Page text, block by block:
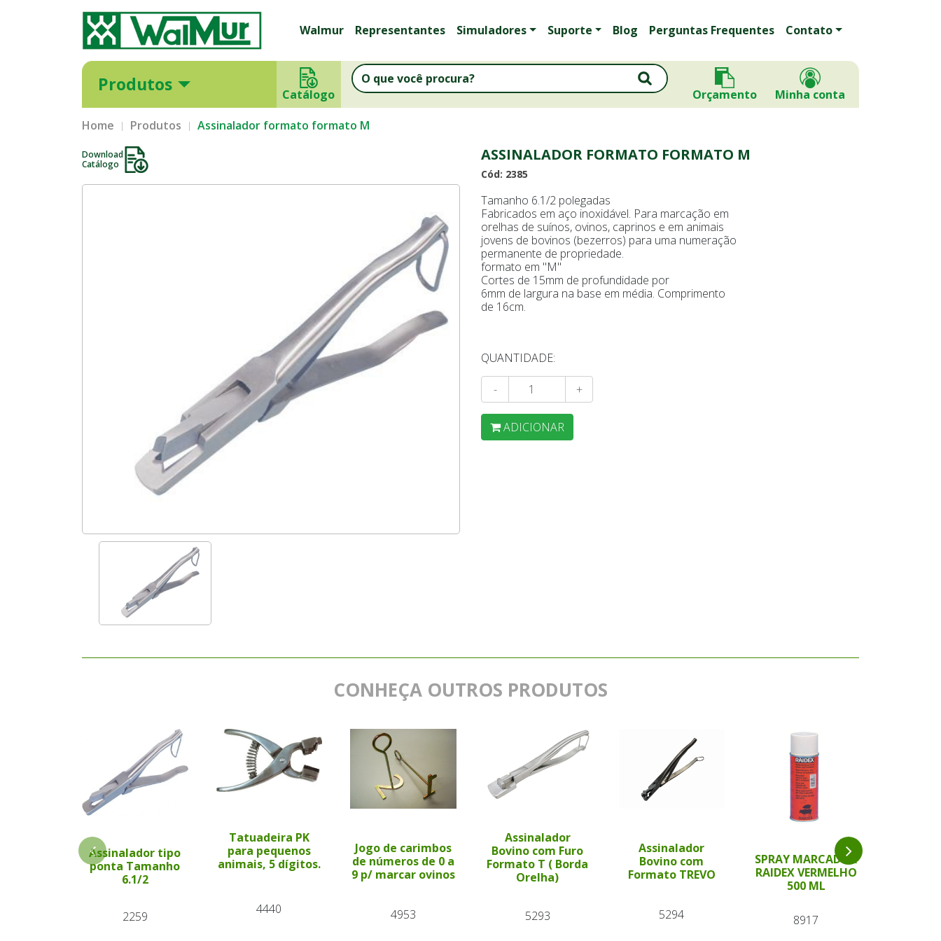
Walmur Representantes Simuladores Suporte Blog Perguntas Frequentes Contato
Produtos Catálogo Orçamento Minha conta
Home Produtos Assinalador formato formato M
Download
Catálogo
ASSINALADOR FORMATO FORMATO M
Cód: 2385
Tamanho 6.1/2 polegadas
Fabricados em aço inoxidável. Para marcação em
orelhas de suínos, ovinos, caprinos e em animais
jovens de bovinos (bezerros) para uma numeração
permanente de propriedade.
formato em "M"
Cortes de 15mm de profundidade por
6mm de largura na base em média. Comprimento
de 16cm.
QUANTIDADE:
- +
ADICIONAR
CONHEÇA OUTROS PRODUTOS
Assinalador tipo
ponta Tamanho
6.1/2
2259
Tatuadeira PK
para pequenos
animais, 5 dígitos.
4440
Jogo de carimbos
de números de 0 a
9 p/ marcar ovinos
4953
Assinalador
Bovino com Furo
Formato T ( Borda
Orelha)
5293
Assinalador
Bovino com
Formato TREVO
5294
SPRAY MARCADOR
RAIDEX VERMELHO
500 ML
8917